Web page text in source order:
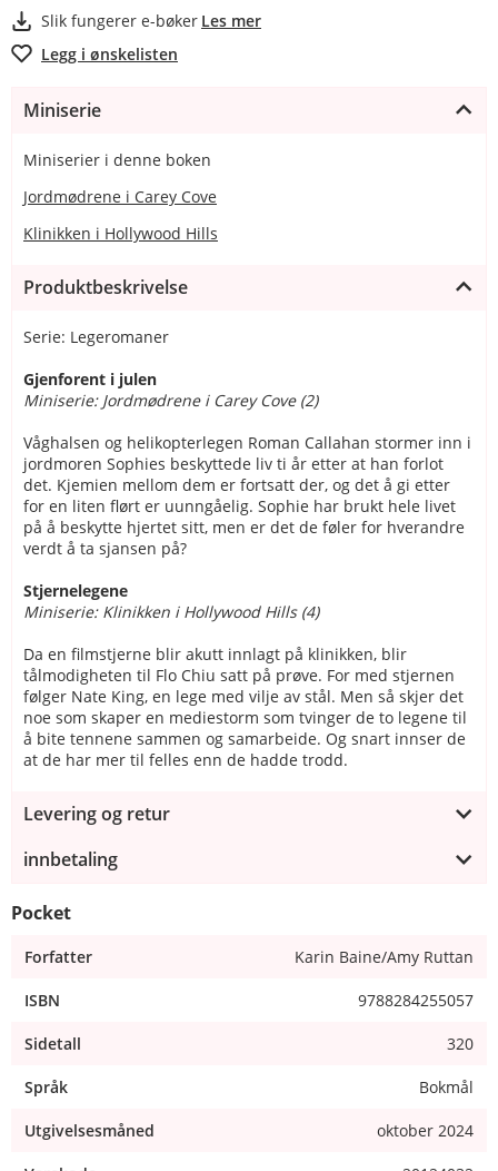
Slik fungerer e-bøker Les mer
Legg i ønskelisten
Miniserie
Miniserier i denne boken
Jordmødrene i Carey Cove
Klinikken i Hollywood Hills
Produktbeskrivelse
Serie: Legeromaner
Gjenforent i julen
Miniserie: Jordmødrene i Carey Cove (2)
Våghalsen og helikopterlegen Roman Callahan stormer inn i
jordmoren Sophies beskyttede liv ti år etter at han forlot
det. Kjemien mellom dem er fortsatt der, og det å gi etter
for en liten flørt er uunngåelig. Sophie har brukt hele livet
på å beskytte hjertet sitt, men er det de føler for hverandre
verdt å ta sjansen på?
Stjernelegene
Miniserie: Klinikken i Hollywood Hills (4)
Da en filmstjerne blir akutt innlagt på klinikken, blir
tålmodigheten til Flo Chiu satt på prøve. For med stjernen
følger Nate King, en lege med vilje av stål. Men så skjer det
noe som skaper en mediestorm som tvinger de to legene til
å bite tennene sammen og samarbeide. Og snart innser de
at de har mer til felles enn de hadde trodd.
Levering og retur
innbetaling
Pocket
Forfatter Karin Baine/Amy Ruttan
ISBN 9788284255057
Sidetall 320
Språk Bokmål
Utgivelsesmåned oktober 2024